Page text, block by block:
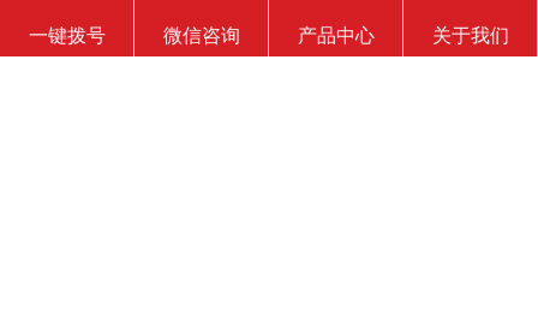
服装展柜对专卖店有哪些作用？
一键拨号 微信咨询 产品中心 关于我们